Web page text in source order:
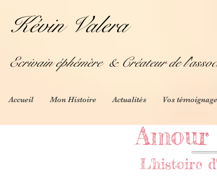
Kévin Valera
Ecrivain éphémère & Créateur de
Accueil Mon Histoire Actualités Vos
L'histoire